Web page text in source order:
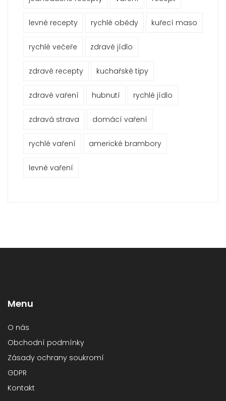
levné recepty rychlé obědy kuřecí maso
rychlé večeře zdravé jídlo
zdravé recepty kuchařské tipy
zdravé vaření hubnutí rychlé jídlo
zdravá strava domácí vaření
rychlé vaření americké brambory
levné vaření
Menu
O nás
Obchodní podmínky
Zásady ochrany soukromí
GDPR
Kontakt